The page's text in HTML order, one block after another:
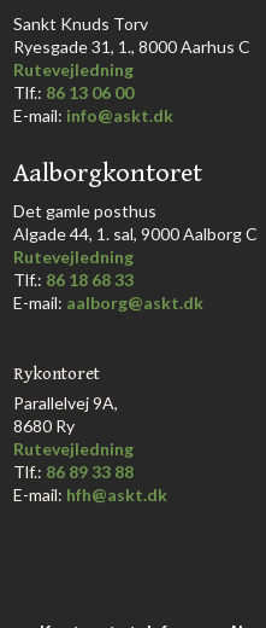
​Sankt Knuds Torv
Ryesgade 31, 1., 8000 Aarhus C​​​
Rutevejledning
​Tlf.: 86 13 06 00
E-mail: info@askt.dk
Aalborgkontoret
​Det gamle posthus
Algade 44, 1. sal, 9000 Aalborg C​
Rutevejledning
Tlf.: 86 18 68 33​
E-mail: aalborg@askt.dk​
Rykontoret
Parallelvej 9A,
8680 Ry
Rutevejledning
Tlf.: 86 89 33 88
E-mail: hfh@askt.dk